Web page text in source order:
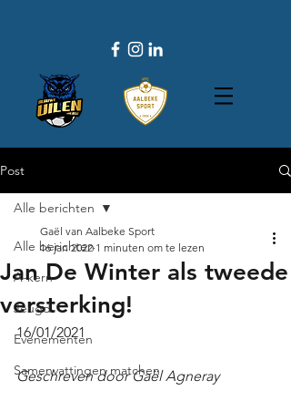
Post
Alle berichten
A-kern
Jeugd
Evenementen
Samenvattingen matchen
Alle berichten
Jan De Winter als tweede
versterking!
Gaël van Aalbeke Sport
16 jan 2022 1 minuten om te lezen
16/01/2021
Geschreven door Gaël Agneray